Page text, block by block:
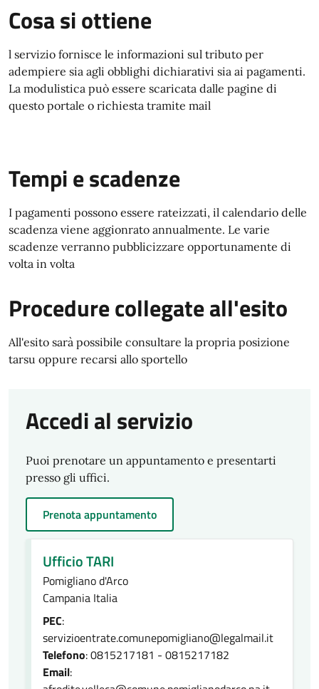
Cosa si ottiene
l servizio fornisce le informazioni sul tributo per
adempiere sia agli obblighi dichiarativi sia ai pagamenti.
La modulistica può essere scaricata dalle pagine di
questo portale o richiesta tramite mail
Tempi e scadenze
I pagamenti possono essere rateizzati, il calendario delle
scadenza viene aggionrato annualmente. Le varie
scadenze verranno pubblicizzare opportunamente di
volta in volta
Procedure collegate all'esito
All'esito sarà possibile consultare la propria posizione
tarsu oppure recarsi allo sportello
Accedi al servizio
Puoi prenotare un appuntamento e presentarti
presso gli uffici.
Prenota appuntamento
Ufficio TARI
Pomigliano d'Arco
Campania Italia
PEC:
servizioentrate.comunepomigliano@legalmail.it
Telefono: 0815217181 - 0815217182
Email: